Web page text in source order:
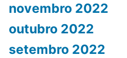
novembro 2022
outubro 2022
setembro 2022